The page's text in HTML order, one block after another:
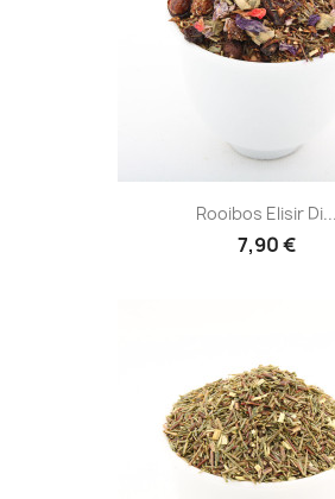
Rooibos Elisir Di...
7,90 €